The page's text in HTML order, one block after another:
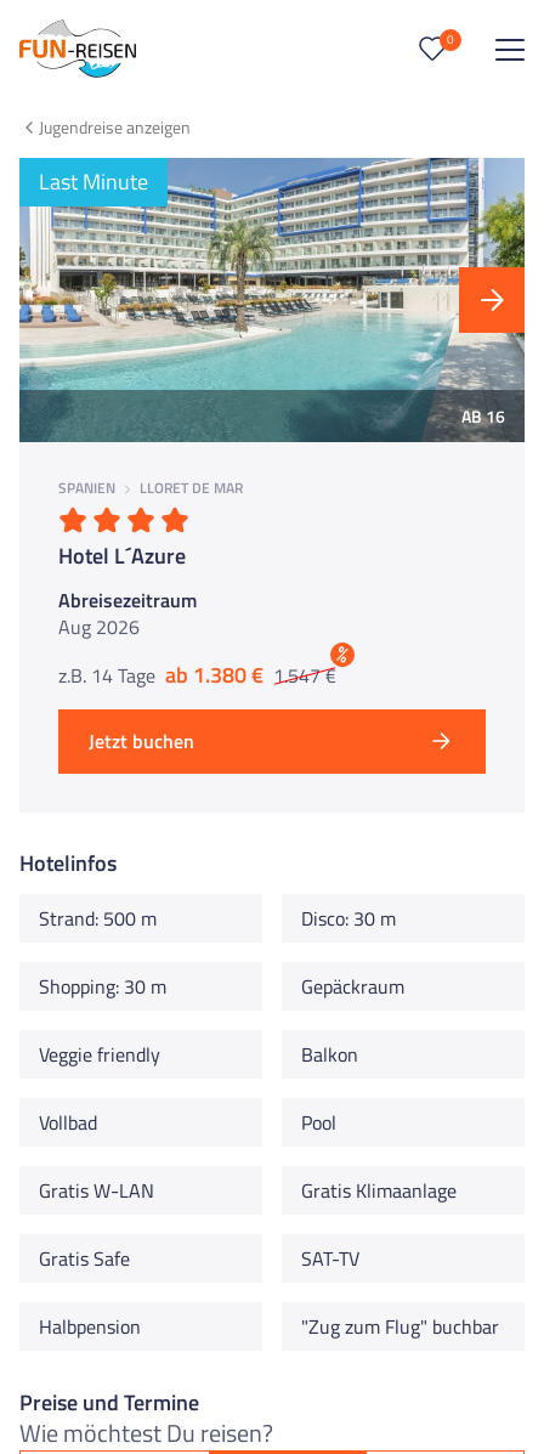
0
Keine Reisen auf der Merkliste
Jugendreise anzeigen
Last Minute
AB 16
SPANIEN LLORET DE MAR
Hotel L´Azure
Abreisezeitraum
Aug 2026
z.B. 14 Tage ab 1.380 € 1.547 €
%
Jetzt buchen
Hotelinfos
Strand: 500 m Disco: 30 m
Shopping: 30 m Gepäckraum
Veggie friendly Balkon
Vollbad Pool
Gratis W-LAN Gratis Klimaanlage
Gratis Safe SAT-TV
Halbpension "Zug zum Flug" buchbar
Preise und Termine
Wie möchtest Du reisen?